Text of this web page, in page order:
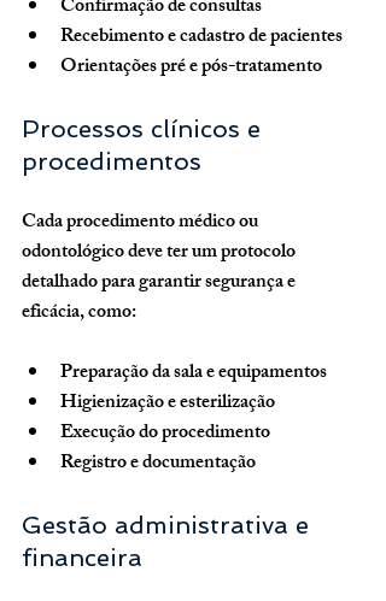
Confirmação de consultas
Recebimento e cadastro de pacientes
Orientações pré e pós-tratamento
Processos clínicos e
procedimentos
Cada procedimento médico ou
odontológico deve ter um protocolo
detalhado para garantir segurança e
eficácia, como:
Preparação da sala e equipamentos
Higienização e esterilização
Execução do procedimento
Registro e documentação
Gestão administrativa e
financeira